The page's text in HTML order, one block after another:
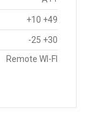
+10 +49
-25 +30
Remote WI-FI